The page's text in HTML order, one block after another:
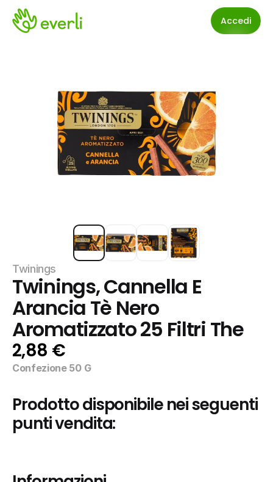
Accedi
Twinings
Twinings, Cannella E
Arancia Tè Nero
Aromatizzato 25 Filtri The
2,88 €
Confezione 50 G
Prodotto disponibile nei seguenti
punti vendita: